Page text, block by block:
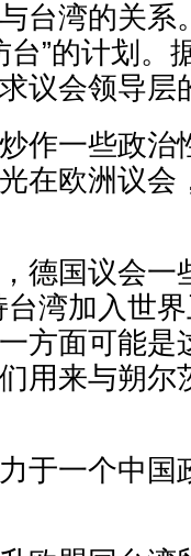
台湾的关系
台”的计划。
议会领导层
作一些政治
在欧洲议会
德国议会一
湾加入世
方面可能是
用来与朔尔
于一个中国